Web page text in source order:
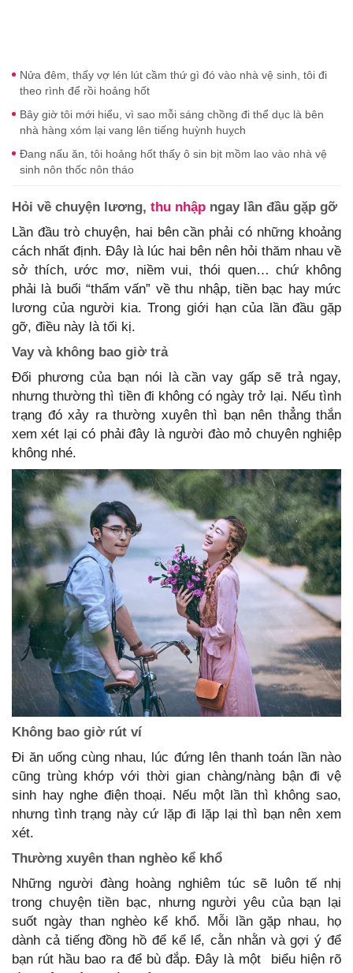
Nửa đêm, thấy vợ lén lút cầm thứ gì đó vào nhà vệ sinh, tôi đi
theo rình để rồi hoảng hốt
Bây giờ tôi mới hiểu, vì sao mỗi sáng chồng đi thể dục là bên
nhà hàng xóm lại vang lên tiếng huỳnh huỵch
Đang nấu ăn, tôi hoảng hốt thấy ô sin bịt mồm lao vào nhà vệ
sinh nôn thốc nôn tháo
Hỏi về chuyện lương, thu nhập ngay lần đầu gặp gỡ
Lần đầu trò chuyện, hai bên cần phải có những khoảng
cách nhất định. Đây là lúc hai bên nên hỏi thăm nhau về
sở thích, ước mơ, niềm vui, thói quen… chứ không
phải là buổi “thẩm vấn” về thu nhập, tiền bạc hay mức
lương của người kia. Trong giới hạn của lần đầu gặp
gỡ, điều này là tối kị.
Vay và không bao giờ trả
Đối phương của bạn nói là cần vay gấp sẽ trả ngay,
nhưng thường thì tiền đi không có ngày trở lại. Nếu tình
trạng đó xảy ra thường xuyên thì bạn nên thẳng thắn
xem xét lại có phải đây là người đào mỏ chuyên nghiệp
không nhé.
Không bao giờ rút ví
Đi ăn uống cùng nhau, lúc đứng lên thanh toán lần nào
cũng trùng khớp với thời gian chàng/nàng bận đi vệ
sinh hay nghe điện thoại. Nếu một lần thì không sao,
nhưng tình trạng này cứ lặp đi lặp lại thì bạn nên xem
xét.
Thường xuyên than nghèo kể khổ
Những người đàng hoàng nghiêm túc sẽ luôn tế nhị
trong chuyện tiền bạc, nhưng người yêu của bạn lại
suốt ngày than nghèo kể khổ. Mỗi lần gặp nhau, họ
dành cả tiếng đồng hồ để kể lể, cằn nhằn và gợi ý để
bạn rút hầu bao ra để bù đắp. Đây là một biểu hiện rõ